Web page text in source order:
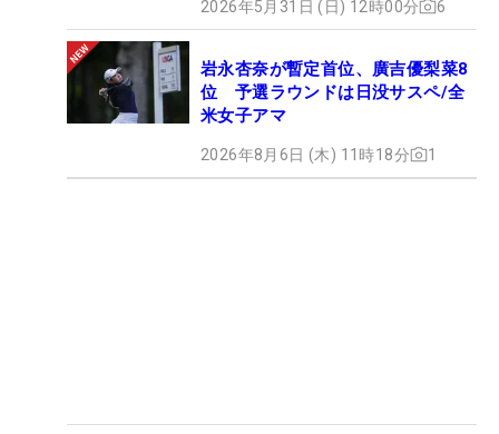
2026年5月31日 (日) 12時00分 6
岩永杏奈が暫定首位、廣吉優梨菜8
位 予選ラウンドは日没サスペ/全
米女子アマ
2026年8月6日 (木) 11時18分 1